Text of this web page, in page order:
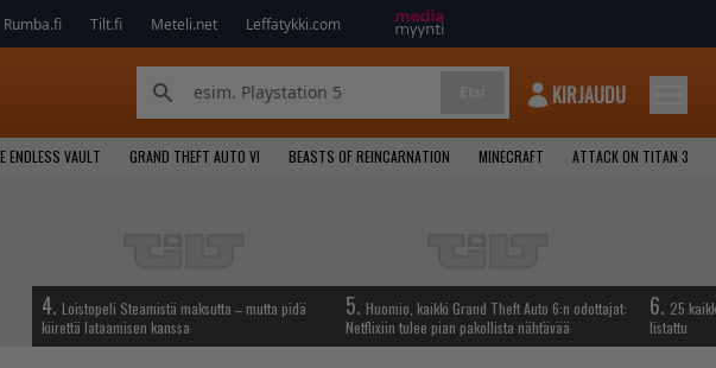
Rumba.fi Tilt.fi Meteli.net Leffatykki.com
KIRJAUDU
ENDLESS VAULT GRAND THEFT AUTO VI BEASTS OF REINCARNATION MINECRAFT ATTACK ON TITAN 3
4. Loistopeli Steamistä maksutta – mutta pidä
kiirettä lataamisen kanssa
5. Huomio, kaikki Grand Theft Auto 6:n odottajat:
Netflixiin tulee pian pakollista nähtävää
6. 25
listattu